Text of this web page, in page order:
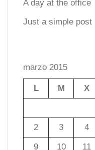
A day at the office
Just a simple post
marzo 2015
L M X
2 3 4
9 10 11